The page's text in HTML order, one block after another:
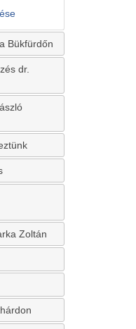
Bükfürdőn
dr.
Zoltán